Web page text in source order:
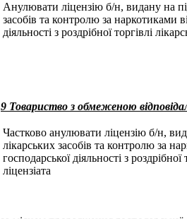
Анулювати ліцензію б/н, видану на
засобів та контролю за наркотиками
діяльності з роздрібної торгівлі
9 Товариство з обмеженою
Частково анулювати ліцензію б/н,
лікарських засобів та контролю за
господарської діяльності з
ліцензіата